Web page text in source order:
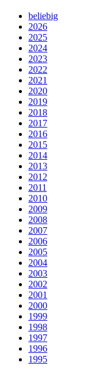
beliebig
2026
2025
2024
2023
2022
2021
2020
2019
2018
2017
2016
2015
2014
2013
2012
2011
2010
2009
2008
2007
2006
2005
2004
2003
2002
2001
2000
1999
1998
1997
1996
1995